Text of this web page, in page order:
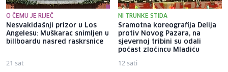
O ČEMU JE RIJEČ
Nesvakidašnji prizor u Los
Angelesu: Muškarac snimljen u
billboardu nasred raskrsnice
21 sat
NI TRUNKE STIDA
Sramotna koreografija Delija
protiv Novog Pazara, na
sjevernoj tribini su odali
počast zločincu Mladiću
12 sati